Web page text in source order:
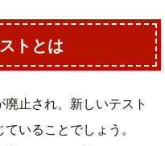
トとは
止され、新しいテスト
いることでしょう。